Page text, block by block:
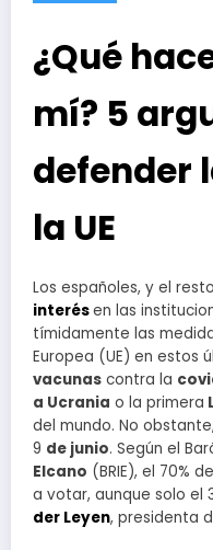
¿Qué
mí? 5
defender
la UE
Los españoles, y el
interésen las
tímidamente las
Europea (UE) en estos
vacunas contra la
a Ucrania o la primera
del mundo. No
9 de junio. Según el
Elcano (BRIE), el 70%
a votar, aunque solo el
der Leyen, presidenta